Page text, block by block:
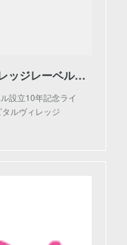
2021.1.13 ■キャピタルヴィレッジレーベル設立10年記念ライブ KOTOKOTO新春FANTASIA ※公演延期｜キャピタルヴィレッジ
設立10年記念ライ
ルヴィレッジ